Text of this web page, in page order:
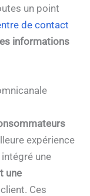
un point
de contact
informations
expérience
une
une
Ces